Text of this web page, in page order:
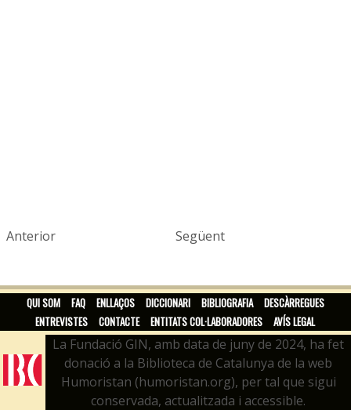
Anterior Següent
QUI SOM FAQ ENLLAÇOS DICCIONARI BIBLIOGRAFIA
DESCÀRREGUES
ENTREVISTES
CONTACTE ENTITATS COL·LABORADORES AVÍS LEGAL
La Fundació GIN, amb data de juny de 2024, ha fet
donació a la Biblioteca de Catalunya de la web
Humoristan (humoristan.org), per tal que sigui
conservada, actualitzada i accessible.